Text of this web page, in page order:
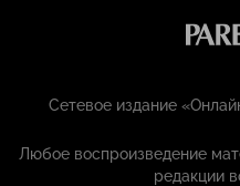
Сетевое издание
Любое воспроизведение
редакции